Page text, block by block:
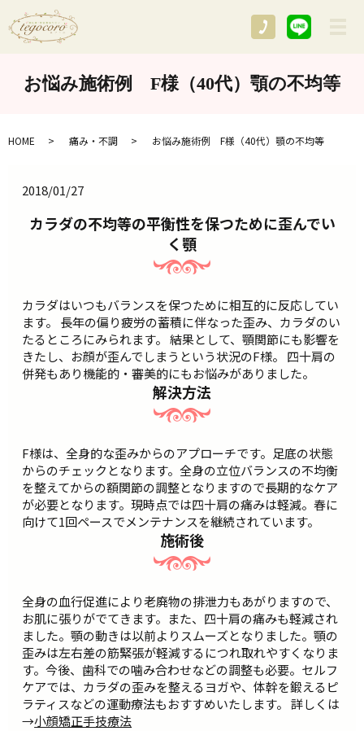
お悩み施術例 F様（40代）顎の不均等
HOME 痛み・不調 お悩み施術例 F様（40代）顎の不均等
2018/01/27
カラダの不均等の平衡性を保つために歪んでい
く顎
カラダはいつもバランスを保つために相互的に反応してい
ます。 長年の偏り疲労の蓄積に伴なった歪み、カラダのい
たるところにみられます。 結果として、顎関節にも影響を
きたし、お顔が歪んでしまうという状況のF様。 四十肩の
併発もあり機能的・審美的にもお悩みがありました。
解決方法
F様は、全身的な歪みからのアプローチです。足底の状態
からのチェックとなります。全身の立位バランスの不均衡
を整えてからの額関節の調整となりますので長期的なケア
が必要となります。現時点では四十肩の痛みは軽減。春に
向けて1回ペースでメンテナンスを継続されています。
施術後
全身の血行促進により老廃物の排泄力もあがりますので、
お肌に張りがでてきます。また、四十肩の痛みも軽減され
ました。顎の動きは以前よりスムーズとなりました。顎の
歪みは左右差の筋緊張が軽減するにつれ取れやすくなりま
す。今後、歯科での噛み合わせなどの調整も必要。セルフ
ケアでは、カラダの歪みを整えるヨガや、体幹を鍛えるピ
ラティスなどの運動療法もおすすめいたします。 詳しくは
→小顔矯正手技療法